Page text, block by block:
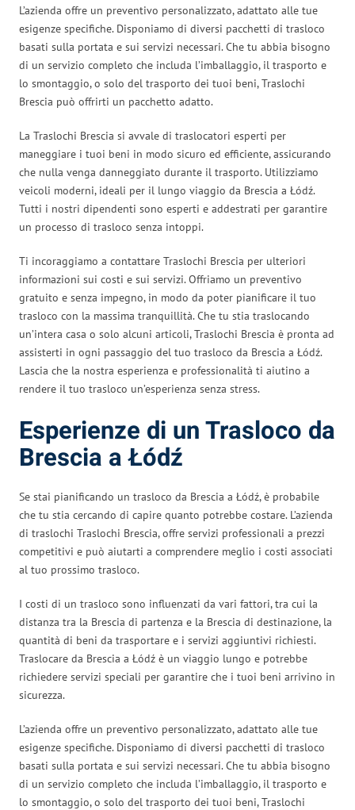
L’azienda offre un preventivo personalizzato, adattato alle tue
esigenze specifiche. Disponiamo di diversi pacchetti di trasloco
basati sulla portata e sui servizi necessari. Che tu abbia bisogno
di un servizio completo che includa l’imballaggio, il trasporto e
lo smontaggio, o solo del trasporto dei tuoi beni, Traslochi
Brescia può offrirti un pacchetto adatto.
La Traslochi Brescia si avvale di traslocatori esperti per
maneggiare i tuoi beni in modo sicuro ed efficiente, assicurando
che nulla venga danneggiato durante il trasporto. Utilizziamo
veicoli moderni, ideali per il lungo viaggio da Brescia a Łódź.
Tutti i nostri dipendenti sono esperti e addestrati per garantire
un processo di trasloco senza intoppi.
Ti incoraggiamo a contattare Traslochi Brescia per ulteriori
informazioni sui costi e sui servizi. Offriamo un preventivo
gratuito e senza impegno, in modo da poter pianificare il tuo
trasloco con la massima tranquillità. Che tu stia traslocando
un’intera casa o solo alcuni articoli, Traslochi Brescia è pronta ad
assisterti in ogni passaggio del tuo trasloco da Brescia a Łódź.
Lascia che la nostra esperienza e professionalità ti aiutino a
rendere il tuo trasloco un’esperienza senza stress.
Esperienze di un Trasloco da
Brescia a Łódź
Se stai pianificando un trasloco da Brescia a Łódź, è probabile
che tu stia cercando di capire quanto potrebbe costare. L’azienda
di traslochi Traslochi Brescia, offre servizi professionali a prezzi
competitivi e può aiutarti a comprendere meglio i costi associati
al tuo prossimo trasloco.
I costi di un trasloco sono influenzati da vari fattori, tra cui la
distanza tra la Brescia di partenza e la Brescia di destinazione, la
quantità di beni da trasportare e i servizi aggiuntivi richiesti.
Traslocare da Brescia a Łódź è un viaggio lungo e potrebbe
richiedere servizi speciali per garantire che i tuoi beni arrivino in
sicurezza.
L’azienda offre un preventivo personalizzato, adattato alle tue
esigenze specifiche. Disponiamo di diversi pacchetti di trasloco
basati sulla portata e sui servizi necessari. Che tu abbia bisogno
di un servizio completo che includa l’imballaggio, il trasporto e
lo smontaggio, o solo del trasporto dei tuoi beni, Traslochi